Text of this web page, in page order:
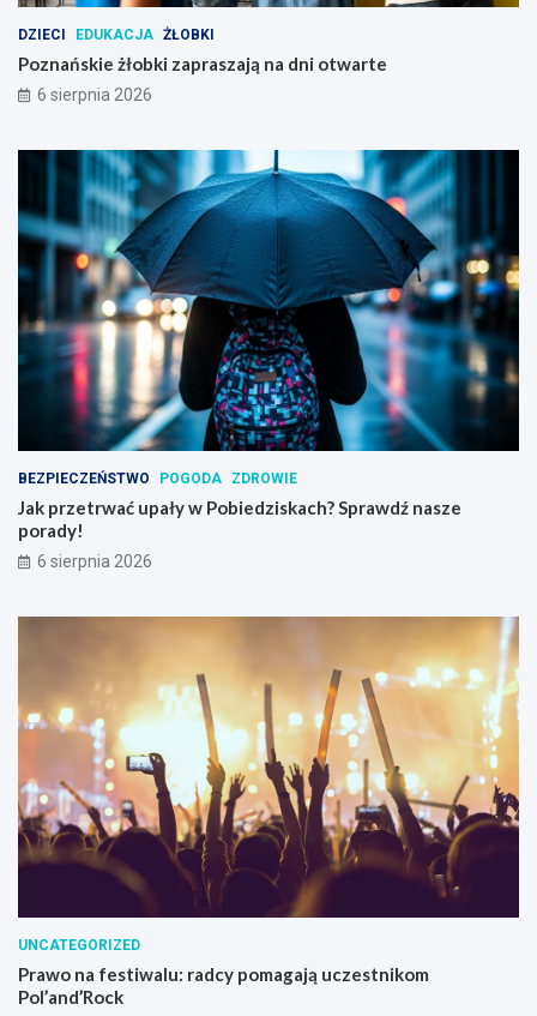
m
DZIECI EDUKACJA ŻŁOBKI
Poznańskie żłobki zapraszają na dni otwarte
6 sierpnia 2026
BEZPIECZEŃSTWO POGODA ZDROWIE
Jak przetrwać upały w Pobiedziskach? Sprawdź nasze
porady!
6 sierpnia 2026
UNCATEGORIZED
Prawo na festiwalu: radcy pomagają uczestnikom
Pol’and’Rock